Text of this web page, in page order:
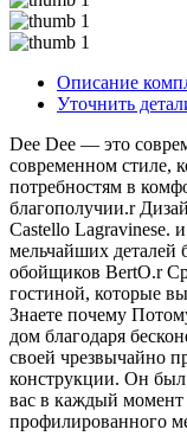
Описание
Уточнить
Dee Dee — это
современном стиле,
потребностям в
благополучии.r
Castello Lagravinese.
мельчайших деталей
обойщиков BertO.r
гостиной, которые
Знаете почему
дом благодаря
своей чрезвычайно
конструкции. Он был
вас в каждый момент
профилированного